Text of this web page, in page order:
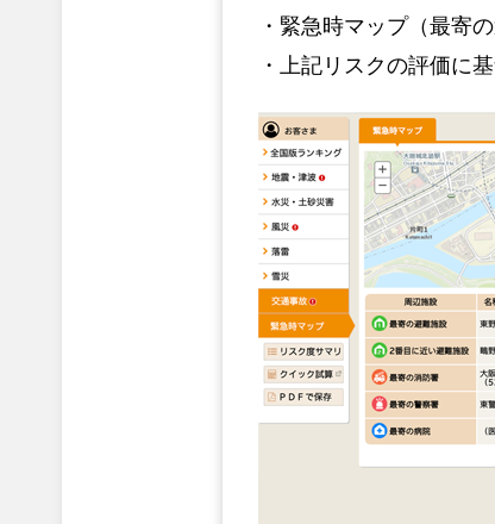
緊急時マップ（最寄
上記リスクの評価に